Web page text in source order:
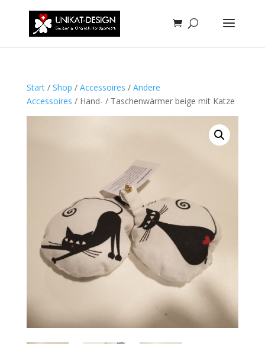
Start/ Shop / Accessoires / Andere
Accessoires / Hand- / Taschenwärmer beige mit Katze